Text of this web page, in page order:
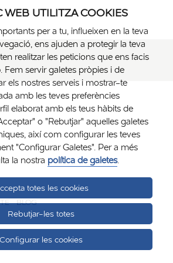
BLOG
WEB UTILITZA COOKIES
per a tu, influeixen en la teva
ens ajuden a protegir la teva
realitzar les peticions que ens facis
Fem servir galetes pròpies i de
els nostres serveis i mostrar-te
amb les teves preferències
elaborat amb els teus hàbits de
o "Rebutjar" aquelles galetes
així com configurar les teves
"Configurar Galetes". Per a més
la nostra política de galetes.
totes les cookies
Rebutjar-les totes
Configurar les cookies